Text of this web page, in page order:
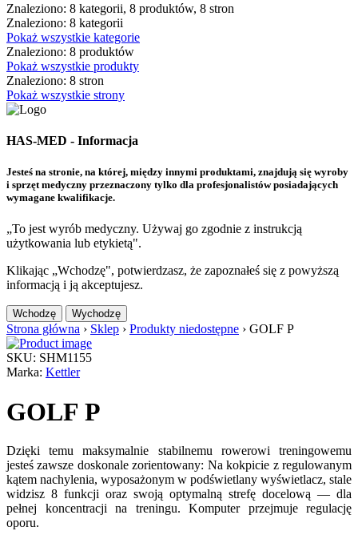
Znaleziono: 8 kategorii, 8 produktów, 8 stron
Znaleziono: 8 kategorii
Pokaż wszystkie kategorie
Znaleziono: 8 produktów
Pokaż wszystkie produkty
Znaleziono: 8 stron
Pokaż wszystkie strony
HAS-MED - Informacja
Jesteś na stronie, na której, między innymi produktami, znajdują się wyroby
i sprzęt medyczny przeznaczony tylko dla profesjonalistów posiadających
wymagane kwalifikacje.
„To jest wyrób medyczny. Używaj go zgodnie z instrukcją
użytkowania lub etykietą".
Klikając „Wchodzę", potwierdzasz, że zapoznałeś się z powyższą
informacją i ją akceptujesz.
Wchodzę Wychodzę
Strona główna › Sklep › Produkty niedostępne › GOLF P
SKU: SHM1155
Marka: Kettler
GOLF P
Dzięki temu maksymalnie stabilnemu rowerowi treningowemu
jesteś zawsze doskonale zorientowany: Na kokpicie z regulowanym
kątem nachylenia, wyposażonym w podświetlany wyświetlacz, stale
widzisz 8 funkcji oraz swoją optymalną strefę docelową — dla
pełnej koncentracji na treningu. Komputer przejmuje regulację
oporu.